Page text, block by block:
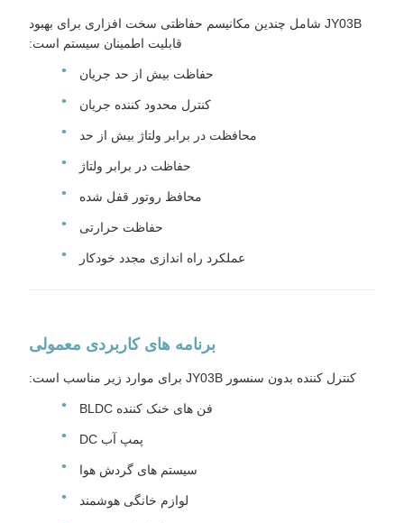
JY03B شامل چندین مکانیسم حفاظتی سخت افزاری برای بهبود
قابلیت اطمینان سیستم است:
حفاظت بیش از حد جریان
کنترل محدود کننده جریان
محافظت در برابر ولتاژ بیش از حد
حفاظت در برابر ولتاژ
محافظ روتور قفل شده
حفاظت حرارتی
عملکرد راه اندازی مجدد خودکار
برنامه های کاربردی معمولی
کنترل کننده بدون سنسور JY03B برای موارد زیر مناسب است:
فن های خنک کننده BLDC
پمپ آب DC
سیستم های گردش هوا
لوازم خانگی هوشمند